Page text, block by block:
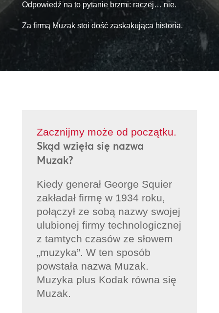
Odpowiedź na to pytanie brzmi: raczej… nie.
Za firmą Muzak stoi dość zaskakująca historia.
Zacznijmy może od początku.
Skąd wzięła się nazwa
Muzak?
Kiedy generał George Squier
zakładał firmę w 1934 roku,
połączył ze sobą nazwy swojej
ulubionej firmy technologicznej
z tamtych czasów ze słowem
„muzyka”. W ten sposób
powstała nazwa Muzak.
Muzyka plus Kodak równa się
Muzak.